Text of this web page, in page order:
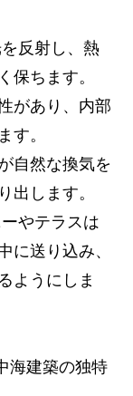
反射し、熱
保ちます。
があり、内部
す。
自然な換気を
出します。
やテラスは
に送り込み、
ようにしま
海建築の独特